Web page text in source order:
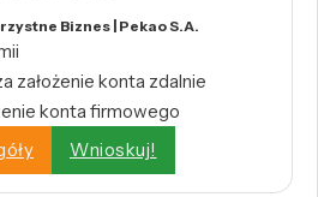
Biznes | Pekao S.A.
założenie konta zdalnie
konta firmowego
Wnioskuj!